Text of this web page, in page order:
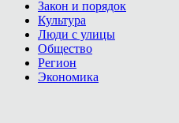
Закон и порядок
Культура
Люди с улицы
Общество
Регион
Экономика